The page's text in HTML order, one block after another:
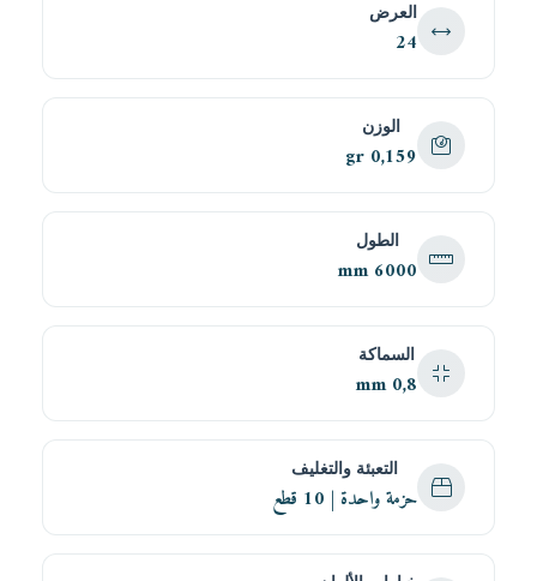
العرض
24
الوزن
0,159 gr
الطول
6000 mm
السماكة
0,8 mm
التعبئة والتغليف
حزمة واحدة | 10 قطع